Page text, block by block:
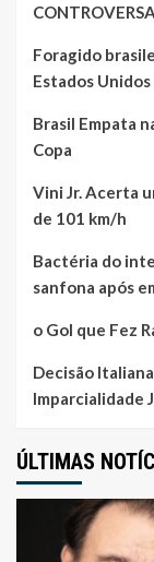
Foragido
Estados
Brasil Empata
Copa
Vini Jr. Acerta
de 101 km/h
Bactéria do
sanfona após
o Gol que Fez
Decisão
Imparcialidade
ÚLTIMAS